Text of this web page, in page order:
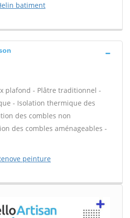
batiment
plafond - Plâtre traditionnel -
- Isolation thermique des
des combles non
des combles aménageables -
peinture